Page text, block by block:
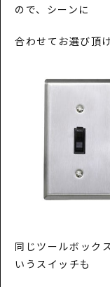
ので、シーンに
合わせてお選び頂
同じツールボック
いうスイッチも